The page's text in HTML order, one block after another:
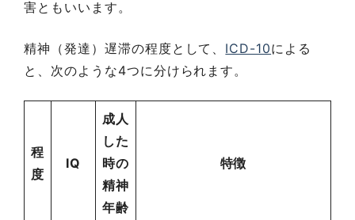
害ともいいます。
精神（発達）遅滞の程度として、 ICD-10による
と、次のような4つに分けられます。
程
度
IQ
成人
した
時の
精神
年齢
特徴